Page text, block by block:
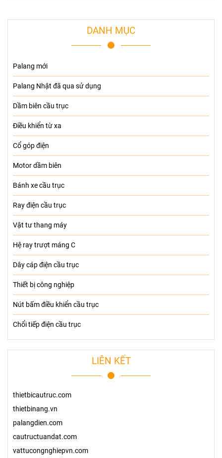
DANH MỤC
Palang mới
Palang Nhật đã qua sử dụng
Dầm biên cầu trục
Điều khiển từ xa
Cổ góp điện
Motor dầm biên
Bánh xe cầu trục
Ray điện cầu trục
Vật tư thang máy
Hệ ray trượt máng C
Dây cáp điện cầu trục
Thiết bị công nghiệp
Nút bấm điều khiển cầu trục
Chổi tiếp điện cầu trục
LIÊN KẾT
thietbicautruc.com
thietbinang.vn
palangdien.com
cautructuandat.com
vattucongnghiepvn.com